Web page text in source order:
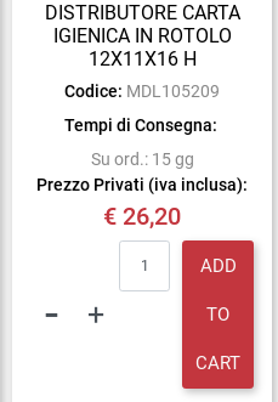
DISTRIBUTORE CARTA
IGIENICA IN ROTOLO
12X11X16 H
Codice: MDL105209
Tempi di Consegna:
Su ord.: 15 gg
Prezzo Privati (iva inclusa):
€ 26,20
ADD
TO
CART